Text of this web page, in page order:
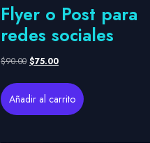
Flyer o Post para
redes sociales
$90.00 $75.00
Añadir al carrito